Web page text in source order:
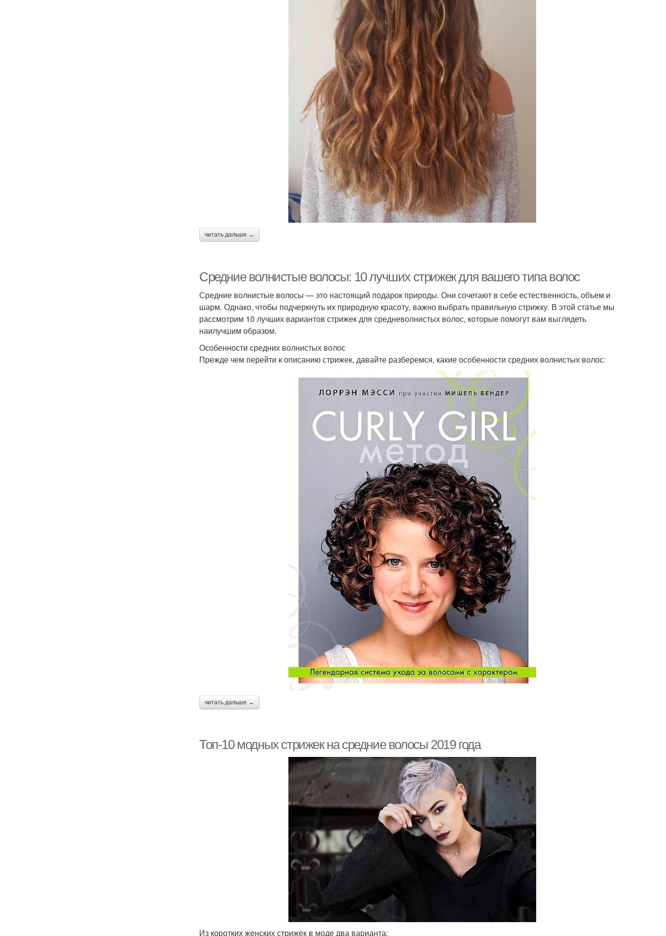
читать дальше →
Средние волнистые волосы: 10 лучших стрижек для вашего типа волос
Средние волнистые волосы — это настоящий подарок природы. Они сочетают в себе естественность, объем и
шарм. Однако, чтобы подчеркнуть их природную красоту, важно выбрать правильную стрижку. В этой статье мы
рассмотрим 10 лучших вариантов стрижек для средневолнистых волос, которые помогут вам выглядеть
наилучшим образом.
Особенности средних волнистых волос
Прежде чем перейти к описанию стрижек, давайте разберемся, какие особенности средних волнистых волос:
читать дальше →
Топ-10 модных стрижек на средние волосы 2019 года
Из коротких женских стрижек в моде два варианта: